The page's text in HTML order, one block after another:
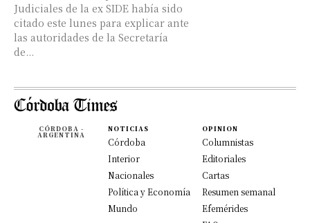
Judiciales de la ex SIDE había sido
citado este lunes para explicar ante
las autoridades de la Secretaría
de...
CÓRDOBA -
ARGENTINA
NOTICIAS
Córdoba
Interior
Nacionales
Política y Economía
Mundo
OPINION
Columnistas
Editoriales
Cartas
Resumen semanal
Efemérides